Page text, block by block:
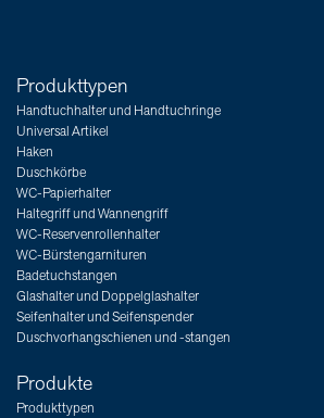
Produkttypen
Handtuchhalter und Handtuchringe
Universal Artikel
Haken
Duschkörbe
WC-Papierhalter
Haltegriff und Wannengriff
WC-Reservenrollenhalter
WC-Bürstengarnituren
Badetuchstangen
Glashalter und Doppelglashalter
Seifenhalter und Seifenspender
Duschvorhangschienen und -stangen
Produkte
Produkttypen